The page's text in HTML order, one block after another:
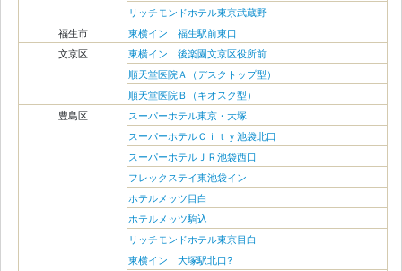
リッチモンドホテル東京武蔵野
福生市
東横イン 福生駅前東口
文京区
東横イン 後楽園文京区役所前
順天堂医院Ａ（デスクトップ型）
順天堂医院Ｂ（キオスク型）
豊島区
スーパーホテル東京・大塚
スーパーホテルＣｉｔｙ池袋北口
スーパーホテルＪＲ池袋西口
フレックステイ東池袋イン
ホテルメッツ目白
ホテルメッツ駒込
リッチモンドホテル東京目白
東横イン 大塚駅北口?